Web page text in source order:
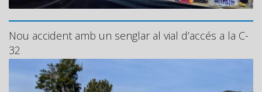
Nou accident amb un senglar al vial d’accés a la C-
32